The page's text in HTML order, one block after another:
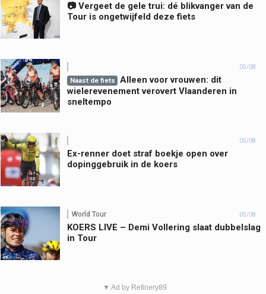
📷 Vergeet de gele trui: dé blikvanger van de
Tour is ongetwijfeld deze fiets
05/08
Naast de fiets
Alleen voor vrouwen: dit
wielerevenement verovert Vlaanderen in
sneltempo
05/08
Ex-renner doet straf boekje open over
dopinggebruik in de koers
World Tour 05/08
KOERS LIVE – Demi Vollering slaat dubbelslag
in Tour
▼ Ad by Refinery89